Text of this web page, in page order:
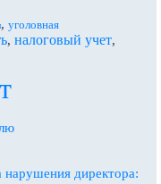
, уголовная
, налоговый учет,
нарушения директора: